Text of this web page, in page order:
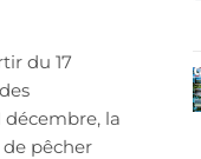
du 17
décembre, la
de pêcher